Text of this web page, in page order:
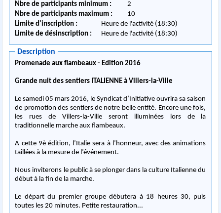
Nbre de participants minimum :
2
Nbre de participants maximum :
10
Limite d'inscription :
Heure de l'activité (18:30)
Limite de désinscription :
Heure de l'activité (18:30)
Description
Promenade aux flambeaux - Edition 2016
Grande nuit des sentiers ITALIENNE à Villers-la-Ville
Le samedi 05 mars 2016, le Syndicat d’Initiative ouvrira sa saison
de promotion des sentiers de notre belle entité. Encore une fois,
les rues de Villers-la-Ville seront illuminées lors de la
traditionnelle marche aux flambeaux.
A cette 9è édition, l’Italie sera à l’honneur, avec des animations
taillées à la mesure de l’événement.
Nous inviterons le public à se plonger dans la culture Italienne du
début à la fin de la marche.
Le départ du premier groupe débutera à 18 heures 30, puis
toutes les 20 minutes. Petite restauration...